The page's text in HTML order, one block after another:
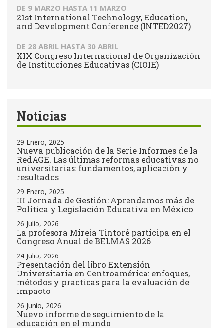
DE 9 MARZO HASTA 11 MARZO
21st International Technology, Education,
and Development Conference (INTED2027)
DE 28 ABRIL HASTA 30 ABRIL
XIX Congreso Internacional de Organización
de Instituciones Educativas (CIOIE)
Noticias
29 Enero, 2025
Nueva publicación de la Serie Informes de la
RedAGE. Las últimas reformas educativas no
universitarias: fundamentos, aplicación y
resultados
29 Enero, 2025
III Jornada de Gestión: Aprendamos más de
Política y Legislación Educativa en México
26 Julio, 2026
La profesora Mireia Tintoré participa en el
Congreso Anual de BELMAS 2026
24 Julio, 2026
Presentación del libro Extensión
Universitaria en Centroamérica: enfoques,
métodos y prácticas para la evaluación de
impacto
26 Junio, 2026
Nuevo informe de seguimiento de la
educación en el mundo